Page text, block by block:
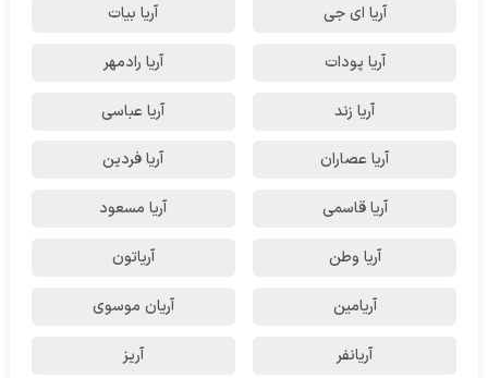
آریا ای جی آریا بیات
آریا پودات آریا رادمهر
آریا زند آریا عباسی
آریا عصاران آریا فردین
آریا قاسمی آریا مسعود
آریا وطن آریاتون
آریامین آریان موسوی
آریانفر آریز